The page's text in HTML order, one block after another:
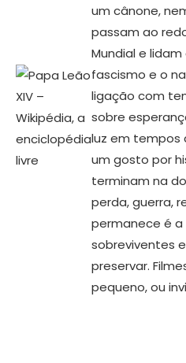
um cânone,
passam ao
Mundial e
fascismo e o
ligação com
sobre
luz em tempos
um gosto por
terminam na
perda, guerra,
permanece é a
sobreviventes
preservar.
pequeno, ou